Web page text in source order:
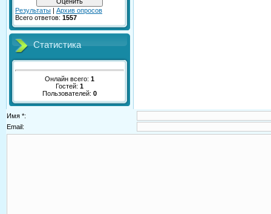
Результаты | Архив опросов
Всего ответов: 1557
Статистика
Онлайн всего: 1
Гостей: 1
Пользователей: 0
Имя *:
Email: